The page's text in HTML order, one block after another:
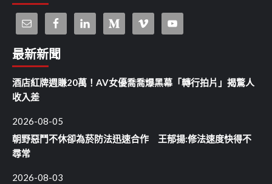
最新新聞
酒店紅牌週賺20萬！AV女優喬喬爆黑幕「轉行拍片」揭驚人
收入差
2026-08-05
朝野惡鬥不休卻為菸防法迅速合作 王郁揚:修法速度快得不
尋常
2026-08-03